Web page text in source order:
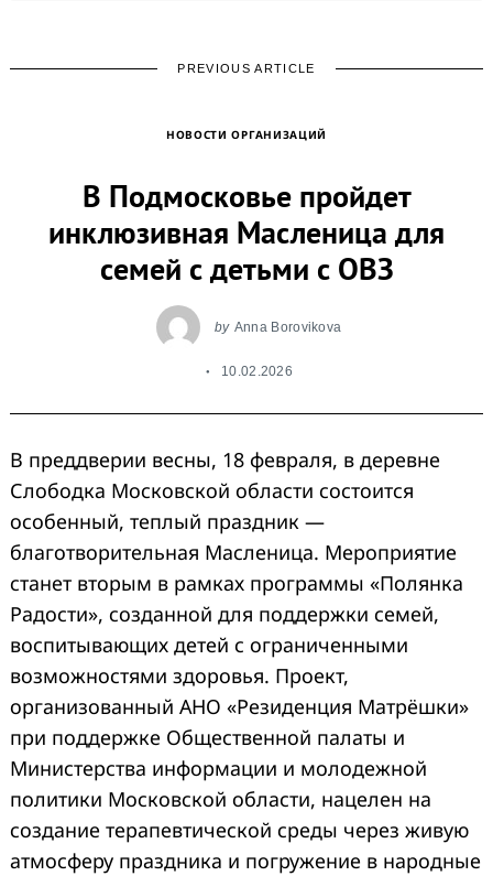
PREVIOUS ARTICLE
НОВОСТИ ОРГАНИЗАЦИЙ
В Подмосковье пройдет
инклюзивная Масленица для
семей с детьми с ОВЗ
by Anna Borovikova
10.02.2026
В преддверии весны, 18 февраля, в деревне
Слободка Московской области состоится
особенный, теплый праздник —
благотворительная Масленица. Мероприятие
станет вторым в рамках программы «Полянка
Радости», созданной для поддержки семей,
воспитывающих детей с ограниченными
возможностями здоровья. Проект,
организованный АНО «Резиденция Матрёшки»
при поддержке Общественной палаты и
Министерства информации и молодежной
политики Московской области, нацелен на
создание терапевтической среды через живую
атмосферу праздника и погружение в народные